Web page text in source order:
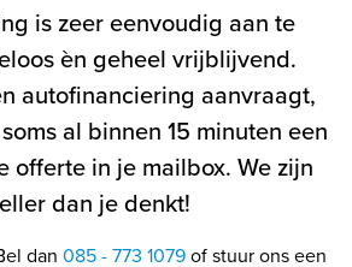
is zeer eenvoudig aan te
èn geheel vrijblijvend.
autofinanciering aanvraagt,
al binnen 15 minuten een
offerte in je mailbox. We zijn
dan je denkt!
dan 085 - 773 1079of stuur ons een